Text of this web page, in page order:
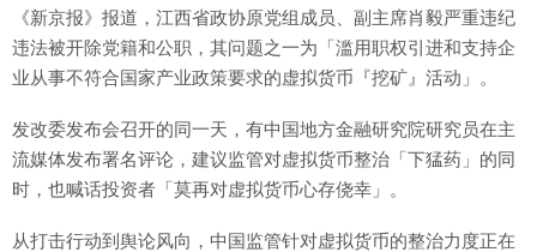
《新京报》报道，江西省政协原党组成员、副主席肖毅严重违纪
违法被开除党籍和公职，其问题之一为「滥用职权引进和支持企
业从事不符合国家产业政策要求的虚拟货币『挖矿』活动」。
发改委发布会召开的同一天，有中国地方金融研究院研究员在主
流媒体发布署名评论，建议监管对虚拟货币整治「下猛药」的同
时，也喊话投资者「莫再对虚拟货币心存侥幸」。
从打击行动到舆论风向，中国监管针对虚拟货币的整治力度正在